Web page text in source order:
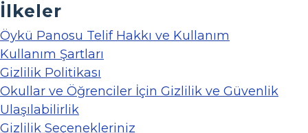
İlkeler
Öykü Panosu Telif Hakkı ve Kullanım
Kullanım Şartları
Gizlilik Politikası
Okullar ve Öğrenciler İçin Gizlilik ve Güvenlik
Ulaşılabilirlik
Gizlilik Seçenekleriniz